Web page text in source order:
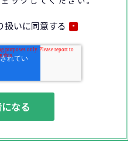
、音声又は電子的方
だくことがありま
いた内容やご相談に
事務連絡を行うため
料の発送や確認した
電子メール、電話等
扱いに同意する *